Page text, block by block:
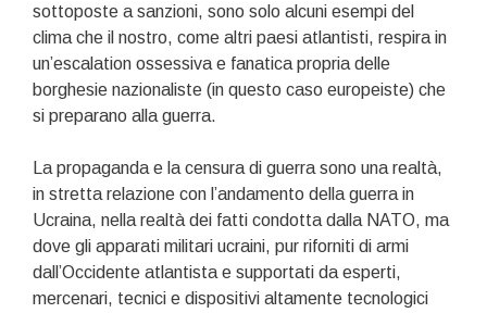
sottoposte a sanzioni, sono solo alcuni esempi del
clima che il nostro, come altri paesi atlantisti, respira in
un’escalation ossessiva e fanatica propria delle
borghesie nazionaliste (in questo caso europeiste) che
si preparano alla guerra.
La propaganda e la censura di guerra sono una realtà,
in stretta relazione con l’andamento della guerra in
Ucraina, nella realtà dei fatti condotta dalla NATO, ma
dove gli apparati militari ucraini, pur riforniti di armi
dall’Occidente atlantista e supportati da esperti,
mercenari, tecnici e dispositivi altamente tecnologici